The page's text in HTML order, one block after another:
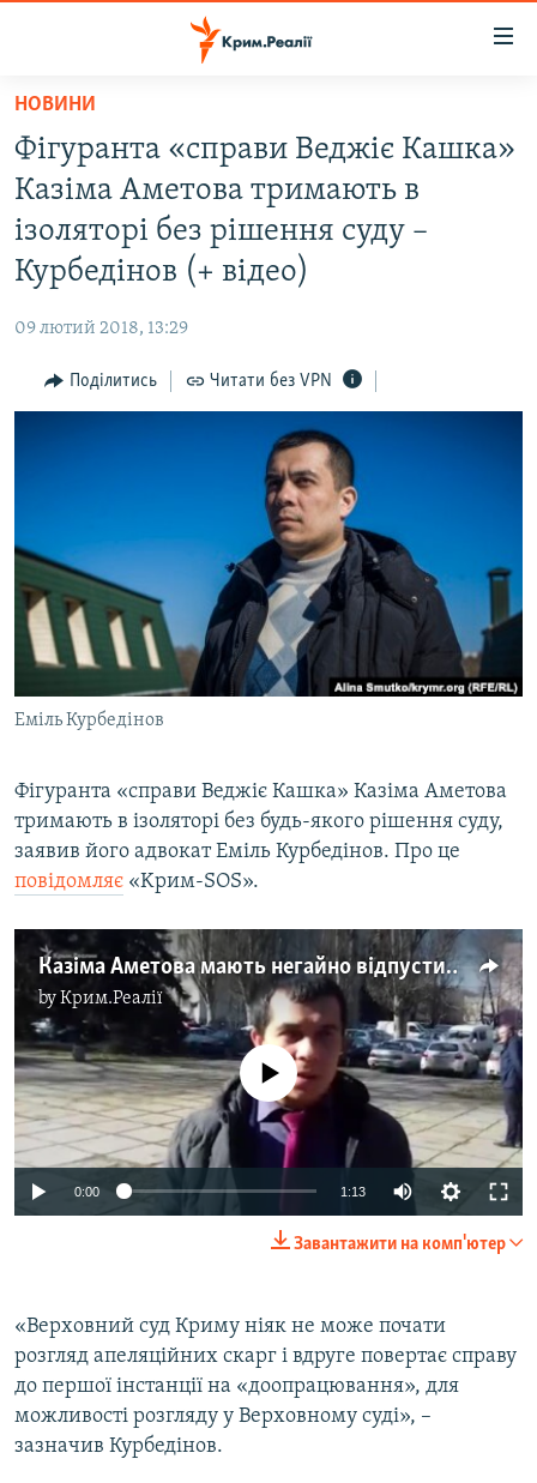
Перейти
основного
матеріалу
Перейти
до
основної
Перейти
пошуку
ВОДА.КРИМ
ВІДЕО ТА ФОТО
ПОЛІТИКА
ІНТЕРВ'Ю
ВІДЕОУРОКИ «ELIFBE»
СВІДЧЕННЯ ОКУПАЦІЇ
УКРАЇНСЬКА ПРОБЛЕМА КРИМУ
ІНФОГРАФІКА
Русский
Qırımtatar
Усі сайти RFE/RL
НОВИНИ
Фігуранта «справи Веджіє Кашка»
Казіма Аметова тримають в
ізоляторі без рішення суду –
Курбедінов (+ відео)
09 лютий 2018, 13:29
Поділитись Читати без VPN
Еміль Курбедінов
Фігуранта «справи Веджіє Кашка» Казіма Аметова
тримають в ізоляторі без будь-якого рішення суду,
заявив його адвокат Еміль Курбедінов. Про це
повідомляє «Kрим-SOS».
Казіма Аметова мають негайно відпустити – адвокат
byКрим.Реалії
No media source currently available
0:00 1:13
Завантажити на комп'ютер
«Верховний суд Криму ніяк не може почати
розгляд апеляційних скарг і вдруге повертає справу
до першої інстанції на «доопрацювання», для
можливості розгляду у Верховному суді», –
зазначив Курбедінов.